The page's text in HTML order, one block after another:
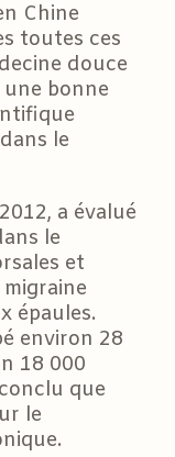
Chine
toutes ces
douce
bonne
le
a évalué
le
et
épaules.
environ 28
18 000
que
le